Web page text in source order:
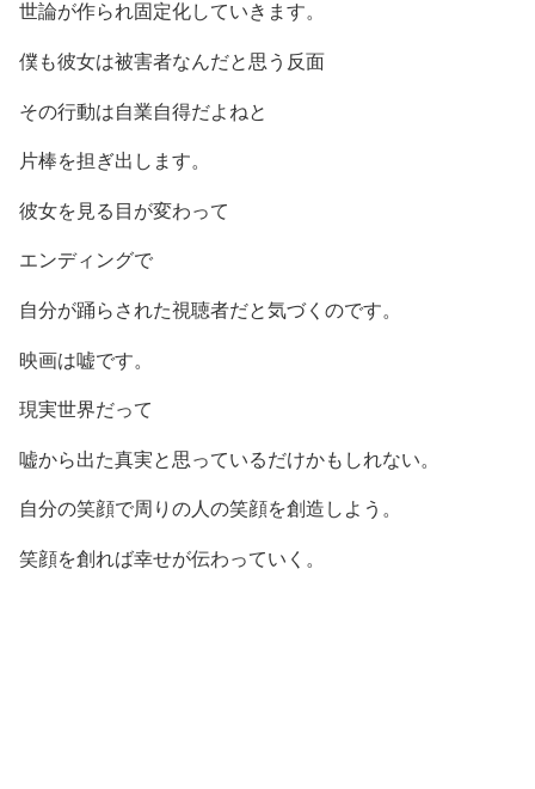
世論が作られ固定化していきます。
僕も彼女は被害者なんだと思う反面
その行動は自業自得だよねと
片棒を担ぎ出します。
彼女を見る目が変わって
エンディングで
自分が踊らされた視聴者だと気づくのです。
映画は嘘です。
現実世界だって
嘘から出た真実と思っているだけかもしれない。
自分の笑顔で周りの人の笑顔を創造しよう。
笑顔を創れば幸せが伝わっていく。